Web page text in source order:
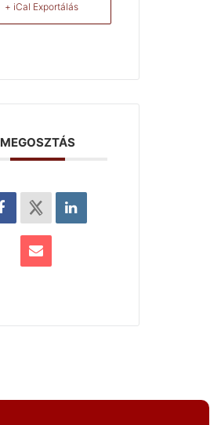
+ iCal Exportálás
MEGOSZTÁS